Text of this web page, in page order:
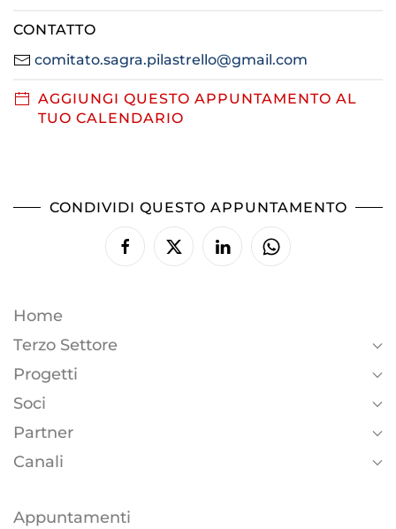
CONTATTO
comitato.sagra.pilastrello@gmail.com
AGGIUNGI QUESTO APPUNTAMENTO AL
TUO CALENDARIO
CONDIVIDI QUESTO APPUNTAMENTO
Home
Terzo Settore
Progetti
Soci
Partner
Canali
Appuntamenti